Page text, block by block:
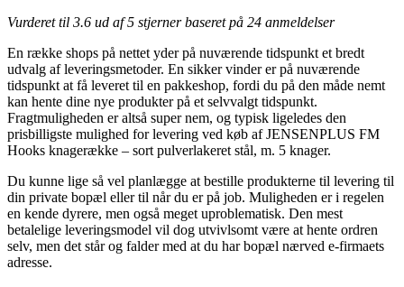
Vurderet til 3.6 ud af 5 stjerner baseret på 24 anmeldelser
En række shops på nettet yder på nuværende tidspunkt et bredt
udvalg af leveringsmetoder. En sikker vinder er på nuværende
tidspunkt at få leveret til en pakkeshop, fordi du på den måde nemt
kan hente dine nye produkter på et selvvalgt tidspunkt.
Fragtmuligheden er altså super nem, og typisk ligeledes den
prisbilligste mulighed for levering ved køb af JENSENPLUS FM
Hooks knagerække – sort pulverlakeret stål, m. 5 knager.
Du kunne lige så vel planlægge at bestille produkterne til levering til
din private bopæl eller til når du er på job. Muligheden er i regelen
en kende dyrere, men også meget uproblematisk. Den mest
betalelige leveringsmodel vil dog utvivlsomt være at hente ordren
selv, men det står og falder med at du har bopæl nærved e-firmaets
adresse.